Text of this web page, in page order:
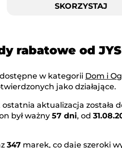
SKORZYSTAJ
rabatowe od
w kategorii Dom i
jako działające.
aktualizacja została
był ważny 57 dni, od
347 marek, co daje szeroki